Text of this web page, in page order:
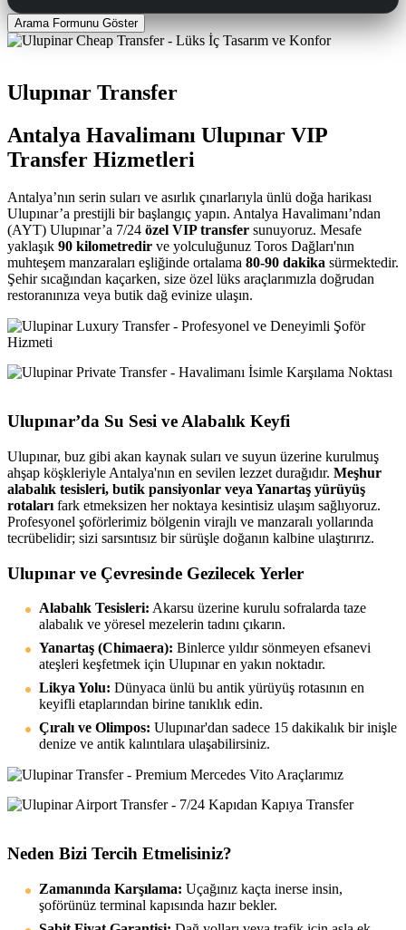
Arama Formunu Göster
Ulupınar Transfer
Antalya Havalimanı Ulupınar VIP
Transfer Hizmetleri
Antalya’nın serin suları ve asırlık çınarlarıyla ünlü doğa harikası
Ulupınar’a prestijli bir başlangıç yapın. Antalya Havalimanı’ndan
(AYT) Ulupınar’a 7/24 özel VIP transfer sunuyoruz. Mesafe
yaklaşık 90 kilometredir ve yolculuğunuz Toros Dağları'nın
muhteşem manzaraları eşliğinde ortalama 80-90 dakika sürmektedir.
Şehir sıcağından kaçarken, size özel lüks araçlarımızla doğrudan
restoranınıza veya butik dağ evinize ulaşın.
Ulupınar’da Su Sesi ve Alabalık Keyfi
Ulupınar, buz gibi akan kaynak suları ve suyun üzerine kurulmuş
ahşap köşkleriyle Antalya'nın en sevilen lezzet durağıdır. Meşhur
alabalık tesisleri, butik pansiyonlar veya Yanartaş yürüyüş
rotaları fark etmeksizen her noktaya kesintisiz ulaşım sağlıyoruz.
Profesyonel şoförlerimiz bölgenin virajlı ve manzaralı yollarında
tecrübelidir; sizi sarsıntısız bir sürüşle doğanın kalbine ulaştırırız.
Ulupınar ve Çevresinde Gezilecek Yerler
Alabalık Tesisleri: Akarsu üzerine kurulu sofralarda taze
alabalık ve yöresel mezelerin tadını çıkarın.
Yanartaş (Chimaera): Binlerce yıldır sönmeyen efsanevi
ateşleri keşfetmek için Ulupınar en yakın noktadır.
Likya Yolu: Dünyaca ünlü bu antik yürüyüş rotasının en
keyifli etaplarından birine tanıklık edin.
Çıralı ve Olimpos: Ulupınar'dan sadece 15 dakikalık bir inişle
denize ve antik kalıntılara ulaşabilirsiniz.
Neden Bizi Tercih Etmelisiniz?
Zamanında Karşılama: Uçağınız kaçta inerse insin,
şoförünüz terminal kapısında hazır bekler.